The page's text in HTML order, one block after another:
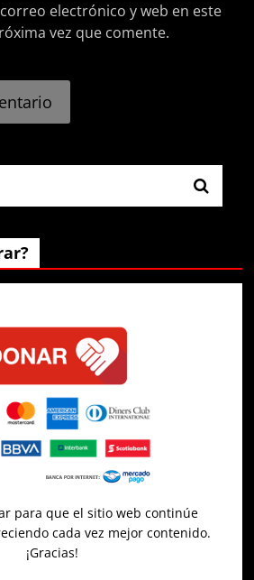
electrónico y web en este
vez que comente.
para que el sitio web continúe
cada vez mejor contenido.
¡Gracias!